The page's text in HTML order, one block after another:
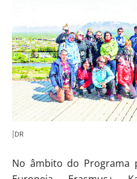
|DR
No âmbito do Programa